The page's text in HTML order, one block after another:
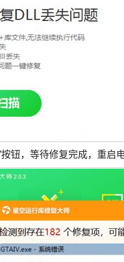
按钮，等待修复完成，重启